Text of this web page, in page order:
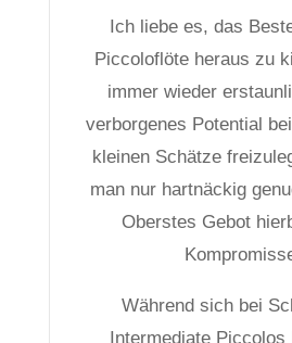
Ich liebe es, das
Piccoloflöte heraus zu
immer wieder
verborgenes Potential
kleinen Schätze
man nur hartnäckig
Oberstes Gebot
Während sich bei
Intermediate